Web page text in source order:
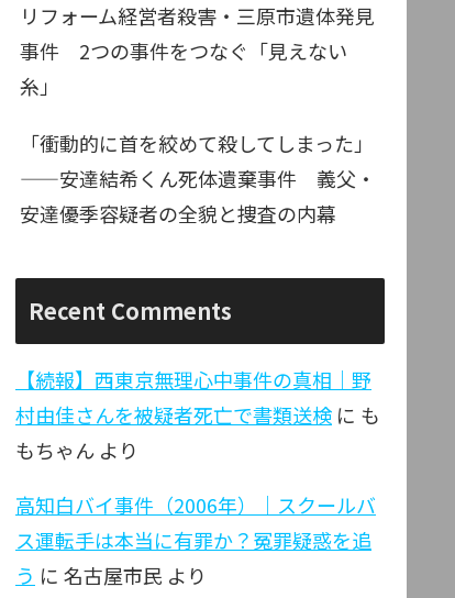
リフォーム経営者殺害・三原市遺体発見
事件 2つの事件をつなぐ「見えない
糸」
「衝動的に首を絞めて殺してしまった」
——安達結希くん死体遺棄事件 義父・
安達優季容疑者の全貌と捜査の内幕
Recent Comments
【続報】西東京無理心中事件の真相｜野
村由佳さんを被疑者死亡で書類送検 に も
もちゃん より
高知白バイ事件（2006年）｜スクールバ
ス運転手は本当に有罪か？冤罪疑惑を追
う に 名古屋市民 より